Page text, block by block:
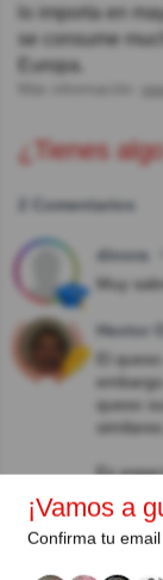
lo importa en
se consume
Europa.
¿Tienes
2 Comentarios
dinora
Muy
Hector
El
queso
Es
es
¡Vamos a
Confirma tu